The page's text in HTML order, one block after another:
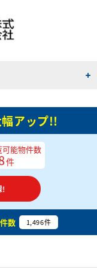
アップ!!
能物件数
件
!
数 1,496件